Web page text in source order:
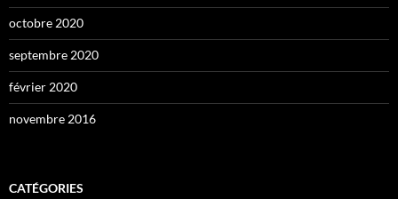
octobre 2020
septembre 2020
février 2020
novembre 2016
CATÉGORIES